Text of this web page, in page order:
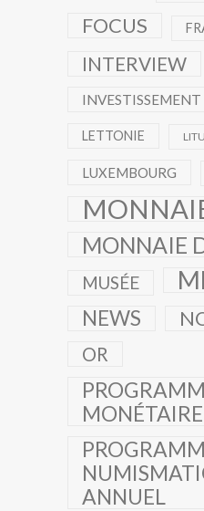
FOCUS
INTERVIEW
INVESTISSEMENT
LETTONIE
LUXEMBOURG
MONNAIE
MUSÉE
NEWS
OR
MONÉTAIRE
ANNUEL